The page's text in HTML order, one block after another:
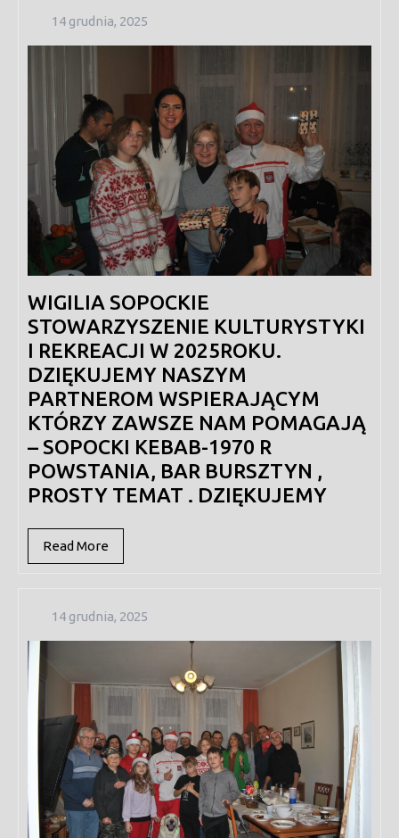
14 grudnia, 202514
WIGILIA SOPOCKIE
STOWARZYSZENIE KULTURYSTYKI
I REKREACJI W 2025ROKU.
DZIĘKUJEMY NASZYM
PARTNEROM WSPIERAJĄCYM
KTÓRZY ZAWSZE NAM POMAGAJĄ
– SOPOCKI KEBAB-1970 R
POWSTANIA, BAR BURSZTYN ,
PROSTY TEMAT . DZIĘKUJEMY
Read More
More
14 grudnia, 202514